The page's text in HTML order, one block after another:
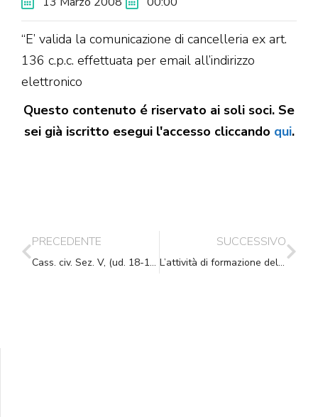
“E’ valida la comunicazione di cancelleria ex art.
136 c.p.c. effettuata per email all’indirizzo
elettronico
Questo contenuto é riservato ai soli soci. Se
sei già iscritto esegui l'accesso cliccando qui.
PRECEDENTE
Cass. civ. Sez. V, (ud. 18-12-2007) 10-03-2008, n. 6325
SUCCESSIVO
L’attività di formazione dell’Associazione – Anno 2008